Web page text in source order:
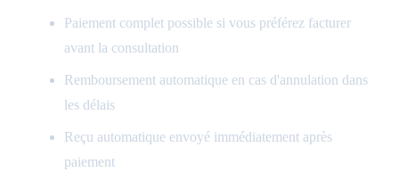
Paiement complet possible si vous préférez facturer
avant la consultation
Remboursement automatique en cas d'annulation dans
les délais
Reçu automatique envoyé immédiatement après
paiement